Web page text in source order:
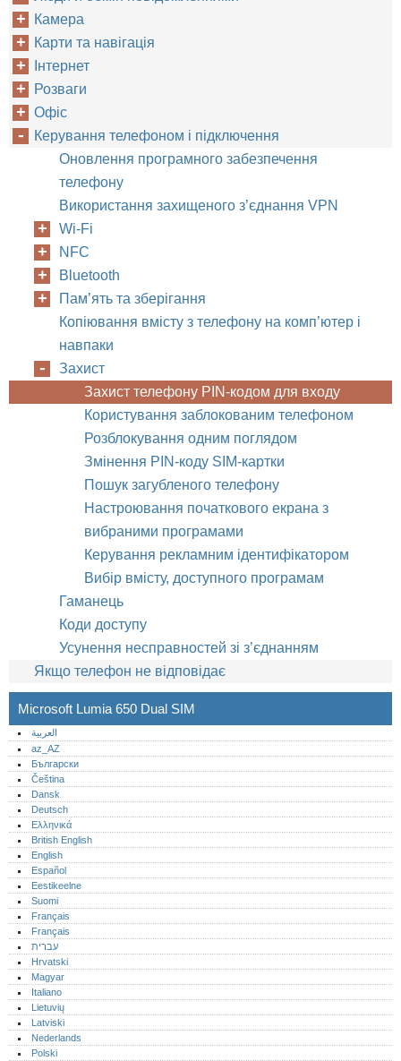
Камера
Карти та навігація
Інтернет
Розваги
Офіс
Керування телефоном і підключення
Оновлення програмного забезпечення
телефону
Використання захищеного з’єднання VPN
Wi-Fi
NFC
Bluetooth
Пам’ять та зберігання
Копіювання вмісту з телефону на комп’ютер і
навпаки
Захист
Захист телефону PIN-кодом для входу
Користування заблокованим телефоном
Розблокування одним поглядом
Змінення PIN-коду SIM-картки
Пошук загубленого телефону
Настроювання початкового екрана з
вибраними програмами
Керування рекламним ідентифікатором
Вибір вмісту, доступного програмам
Гаманець
Коди доступу
Усунення несправностей зі з’єднанням
Якщо телефон не відповідає
Microsoft Lumia 650 Dual SIM
العربية
az_AZ
Български
Čeština
Dansk
Deutsch
Ελληνικά
British English
English
Español
Eestikeelne
Suomi
Français
Français
עברית
Hrvatski
Magyar
Italiano
Lietuvių
Latviski
Nederlands
Polski